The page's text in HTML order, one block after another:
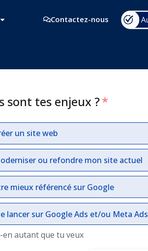
Contactez-nous
sont tes enjeux ?*
un site web
ou refondre mon site actuel
mieux référencé sur Google
lancer sur Google Ads et/ou Meta Ads
en autant que tu veux